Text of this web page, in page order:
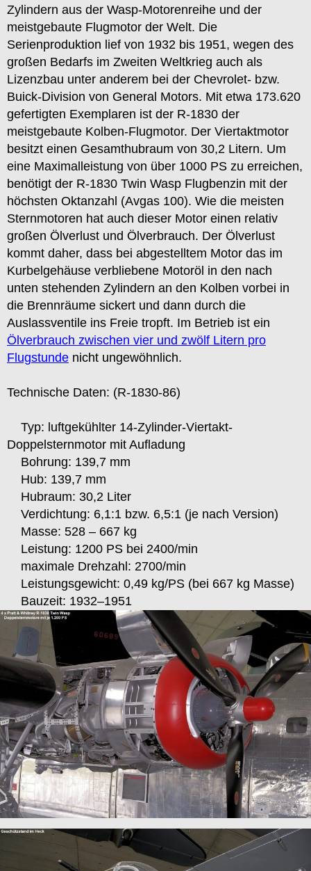
Zylindern aus der Wasp-Motorenreihe und der
meistgebaute Flugmotor der Welt. Die
Serienproduktion lief von 1932 bis 1951, wegen des
großen Bedarfs im Zweiten Weltkrieg auch als
Lizenzbau unter anderem bei der Chevrolet- bzw.
Buick-Division von General Motors. Mit etwa 173.620
gefertigten Exemplaren ist der R-1830 der
meistgebaute Kolben-Flugmotor. Der Viertaktmotor
besitzt einen Gesamthubraum von 30,2 Litern. Um
eine Maximalleistung von über 1000 PS zu erreichen,
benötigt der R-1830 Twin Wasp Flugbenzin mit der
höchsten Oktanzahl (Avgas 100). Wie die meisten
Sternmotoren hat auch dieser Motor einen relativ
großen Ölverlust und Ölverbrauch. Der Ölverlust
kommt daher, dass bei abgestelltem Motor das im
Kurbelgehäuse verbliebene Motoröl in den nach
unten stehenden Zylindern an den Kolben vorbei in
die Brennräume sickert und dann durch die
Auslassventile ins Freie tropft. Im Betrieb ist ein
Ölverbrauch zwischen vier und zwölf Litern pro
Flugstunde nicht ungewöhnlich.
Technische Daten: (R-1830-86)
Typ: luftgekühlter 14-Zylinder-Viertakt-
Doppelsternmotor mit Aufladung
Bohrung: 139,7 mm
Hub: 139,7 mm
Hubraum: 30,2 Liter
Verdichtung: 6,1:1 bzw. 6,5:1 (je nach Version)
Masse: 528 – 667 kg
Leistung: 1200 PS bei 2400/min
maximale Drehzahl: 2700/min
Leistungsgewicht: 0,49 kg/PS (bei 667 kg Masse)
Bauzeit: 1932–1951